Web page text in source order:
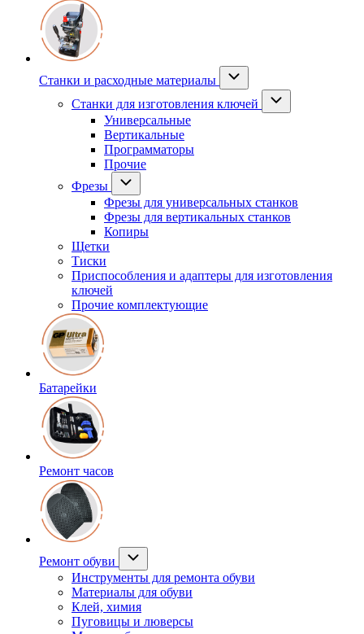
Станки и расходные материалы
Станки для изготовления ключей
Универсальные
Вертикальные
Программаторы
Прочие
Фрезы
Фрезы для универсальных станков
Фрезы для вертикальных станков
Копиры
Щетки
Тиски
Приспособления и адаптеры для изготовления
ключей
Прочие комплектующие
Батарейки
Ремонт часов
Ремонт обуви
Инструменты для ремонта обуви
Материалы для обуви
Клей, химия
Пуговицы и люверсы